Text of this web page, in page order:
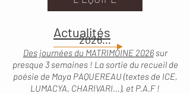
2026...
Des journées du MATRIMOINE 2026sur
presque 3 semaines ! La sortie du recueil de
poésie de Maya PAQUEREAU (textes de ICE,
LUMACYA, CHARIVARI...), et P.A.F !
Actualités